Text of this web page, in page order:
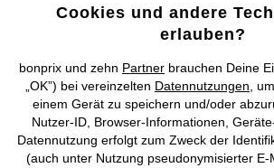
Vertrag widerrufen
© 2026 bonprix. Alle Rechte
Deutsch Français
Cookies und andere
erlauben?
bonprix und zehn Partner brauchen Deine
„OK”) bei vereinzelten Datennutzungen ,
einem Gerät zu speichern und/oder
Nutzer-ID, Browser-Informationen,
Datennutzung erfolgt zum Zweck der
(auch unter Nutzung pseudonymisierter